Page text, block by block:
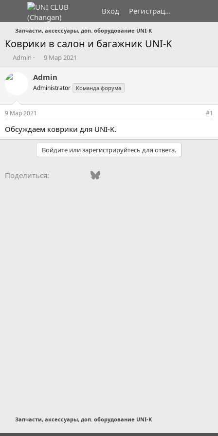
Вход Регистрация
Запчасти, аксессуары, доп. оборудование UNI-K
Коврики в салон и багажник UNI-K
А
т
т
е
м
ы
Admin
Д
т
а
н
а
л
9 Мар 2021
Admin
Administrator Команда форума
9 Мар 2021 #1
Обсуждаем коврики для UNI-K.
Войдите или зарегистрируйтесь для ответа.
Поделиться: Vkontakte
FacebookBluesky
Запчасти, аксессуары, доп. оборудование UNI-K